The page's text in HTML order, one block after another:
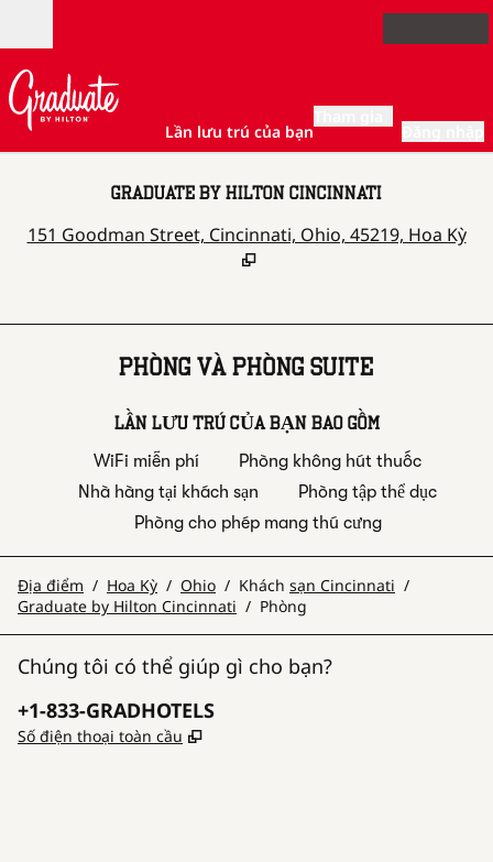
Mở
Lần lưu trú của bạn
GRADUATE BY HILTON CINCINNATI
151 Goodman Street, Cincinnati, Ohio, 45219, Hoa Kỳ
PHÒNG VÀ PHÒNG SUITE
LẦN LƯU TRÚ CỦA BẠN BAO GỒM
WiFi miễn phí
Phòng không hút thuốc
Nhà hàng tại khách sạn
Phòng tập thể dục
Phòng cho phép mang thú cưng
Địa điểm / Hoa Kỳ / Ohio / Khách sạn Cincinnati /
Graduate by Hilton Cincinnati / Phòng
Chúng tôi có thể giúp gì cho bạn?
Điện thoại:
+1-833-GRADHOTELS
Số điện thoại toàn cầu ,